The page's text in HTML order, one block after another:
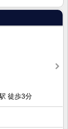
徒歩3分